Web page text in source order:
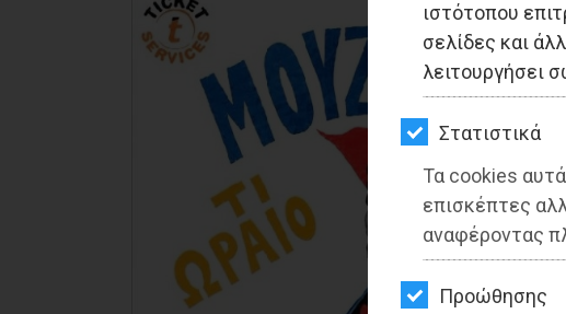
ιστότοπου
σελίδες και
λειτουργήσει
Στατιστικά
Τα cookies
επισκέπτες
αναφέροντας
Προώθησης
ΟΙΚΟΝΟΜΙΑ
ΑΘΛΗΤΙΣΜΟΣ